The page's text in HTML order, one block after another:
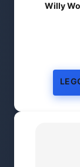
Willy